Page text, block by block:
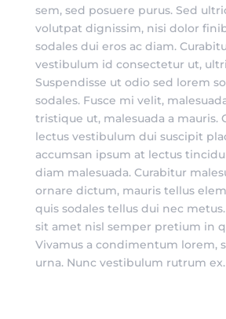
sem, sed posuere purus. Sed
volutpat dignissim, nisi dolor
sodales dui eros ac diam.
vestibulum id consectetur ut,
Suspendisse ut odio sed lorem
sodales. Fusce mi velit,
tristique ut, malesuada a mauris.
lectus vestibulum dui suscipit
accumsan ipsum at lectus
diam malesuada. Curabitur
ornare dictum, mauris tellus
quis sodales tellus dui nec
sit amet nisl semper pretium in
Vivamus a condimentum lorem,
urna. Nunc vestibulum rutrum ex.